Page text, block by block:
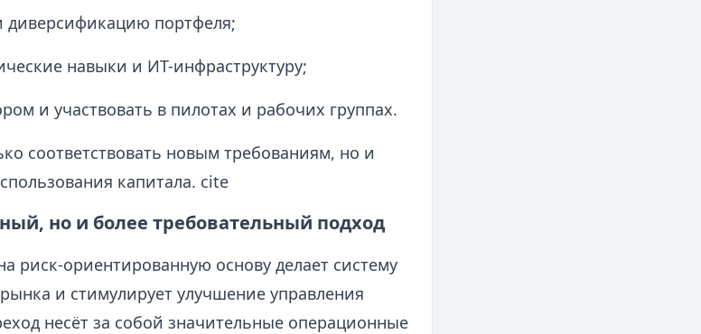
диверсификацию портфеля;
навыки и ИТ-инфраструктуру;
и участвовать в пилотах и рабочих группах.
соответствовать новым требованиям, но и
капитала. cite
но и более требовательный подход
риск-ориентированную основу делает систему
и стимулирует улучшение управления
несёт за собой значительные операционные